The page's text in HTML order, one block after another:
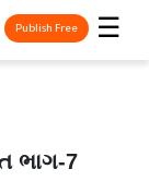
☰
Publish Free
ભાગ-7